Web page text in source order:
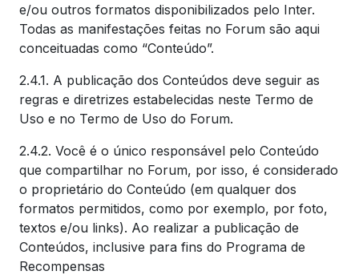
e/ou outros formatos disponibilizados pelo Inter.
Todas as manifestações feitas no Forum são aqui
conceituadas como “Conteúdo”.
2.4.1. A publicação dos Conteúdos deve seguir as
regras e diretrizes estabelecidas neste Termo de
Uso e no Termo de Uso do Forum.
2.4.2. Você é o único responsável pelo Conteúdo
que compartilhar no Forum, por isso, é considerado
o proprietário do Conteúdo (em qualquer dos
formatos permitidos, como por exemplo, por foto,
textos e/ou links). Ao realizar a publicação de
Conteúdos, inclusive para fins do Programa de
Recompensas